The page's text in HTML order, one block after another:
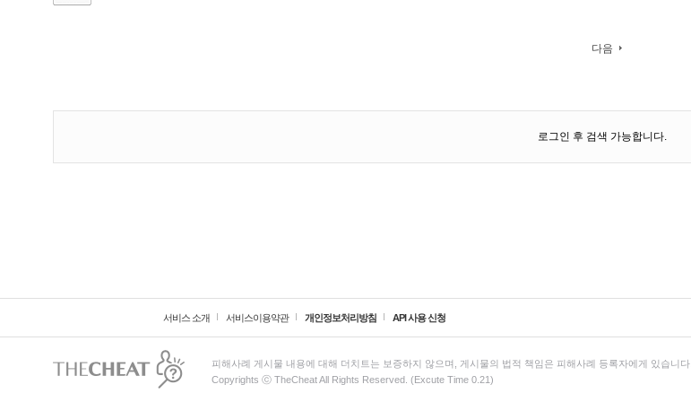
다음
로그인 후 검색 가능합니다.
서비스 소개 서비스이용약관 개인정보처리방침 API 사용 신청
피해사례 게시물 내용에 대해 더치트는 보증하지 않으며, 게시물의 법적 책임은 피해사례 등록자에게 있습니다.
Copyrights ⓒ TheCheat All Rights Reserved. (Excute Time 0.21)